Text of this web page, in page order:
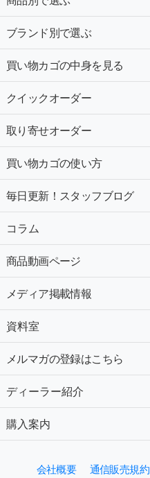
ブランド別で選ぶ
買い物カゴの中身を見る
クイックオーダー
取り寄せオーダー
買い物カゴの使い方
毎日更新！スタッフブログ
コラム
商品動画ページ
メディア掲載情報
資料室
メルマガの登録はこちら
ディーラー紹介
購入案内
会社概要 通信販売規約